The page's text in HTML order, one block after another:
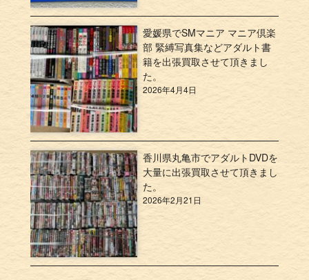
愛媛県でSMマニア マニア倶楽
部 緊縛写真集などアダルト書
籍を出張買取させて頂きまし
た。
2026年4月4日
香川県丸亀市でアダルトDVDを
大量に出張買取させて頂きまし
た。
2026年2月21日